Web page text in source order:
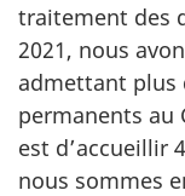
traitement des
2021, nous
admettant plus
permanents au
est d’accueillir
nous sommes